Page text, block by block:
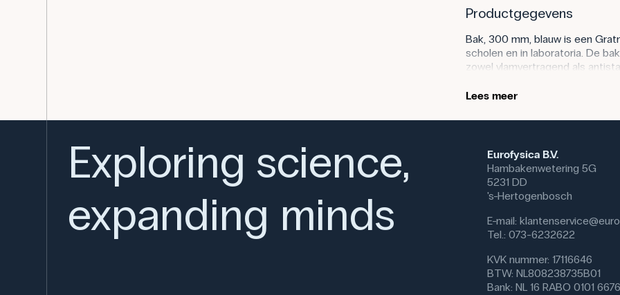
Productgegevens
Bak, 300 mm, blauw is een
scholen en in laboratoria. De
zowel vlamvertragend als
voor klassensets,
verschillende vakken of
systematische
onderhoud wordt afvegen met
en grote hitte/open vuur, en
het materiaal te behouden.
Gebruik van het product:
In de natuurwetenschappen
de diepe bak ruimte voor
voedingen/sensoren, modellen
stations, waar elke groep zijn
Lees meer
Exploring science,
expanding minds
Eurofysica B.V.
Hambakenwetering 5G
5231 DD
's-Hertogenbosch
E-mail:
Tel.: 073-6232622
KVK nummer: 17116646
BTW: NL808238735B01
Bank: NL 16 RABO 0101